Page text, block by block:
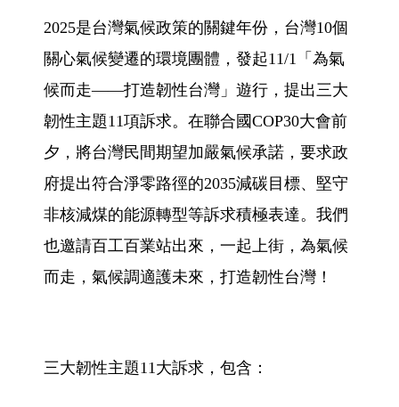
2025是台灣氣候政策的關鍵年份，台灣10個
關心氣候變遷的環境團體，發起11/1「為氣
候而走——打造韌性台灣」遊行，提出三大
韌性主題11項訴求。在聯合國COP30大會前
夕，將台灣民間期望加嚴氣候承諾，要求政
府提出符合淨零路徑的2035減碳目標、堅守
非核減煤的能源轉型等訴求積極表達。我們
也邀請百工百業站出來，一起上街，為氣候
而走，氣候調適護未來，打造韌性台灣！
三大韌性主題11大訴求，包含：